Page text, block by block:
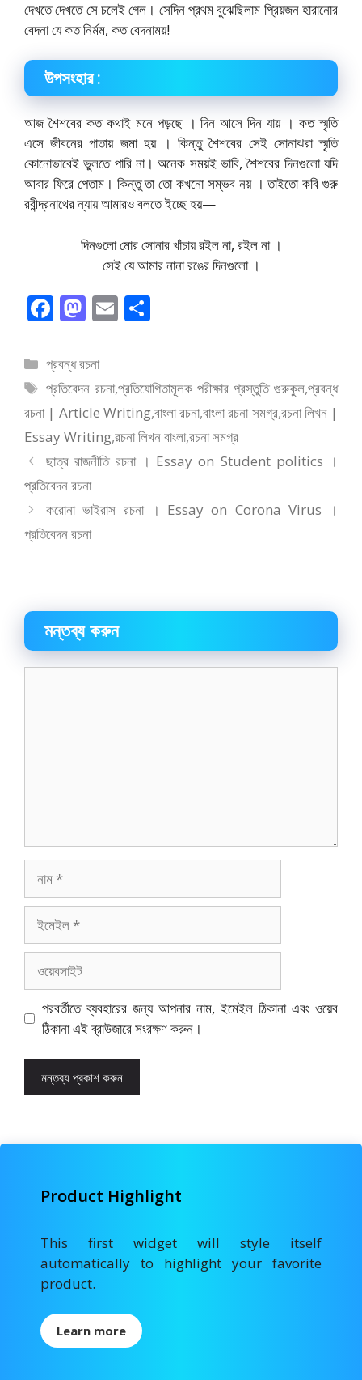
দেখতে দেখতে সে চলেই গেল। সেদিন প্রথম বুঝেছিলাম প্রিয়জন হারানাের
বেদনা যে কত নির্মম, কত বেদনাময়!
উপসংহার :
আজ শৈশবের কত কথাই মনে পড়ছে । দিন আসে দিন যায় । কত স্মৃতি
এসে জীবনের পাতায় জমা হয় । কিন্তু শৈশবের সেই সােনাঝরা স্মৃতি
কোনােভাবেই ভুলতে পারি না। অনেক সময়ই ভাবি, শৈশবের দিনগুলাে যদি
আবার ফিরে পেতাম। কিন্তু তা তাে কখনাে সম্ভব নয় । তাইতাে কবি গুরু
রবীন্দ্রনাথের ন্যায় আমারও বলতে ইচ্ছে হয়—
দিনগুলাে মাের সােনার খাঁচায় রইল না, রইল না ।
সেই যে আমার নানা রঙের দিনগুলাে ।
F
e
b
o
o
k
M
to
d
o
n
E
l e
বিভাগ
সমূহ
প্রবন্ধ রচনা
ট্যাগ
সমূহ
প্রতিবেদন রচনা,প্রতিযোগিতামূলক পরীক্ষার প্রস্তুতি গুরুকুল,প্রবন্ধ
রচনা | Article Writing,বাংলা রচনা,বাংলা রচনা সমগ্র,রচনা লিখন |
Essay Writing,রচনা লিখন বাংলা,রচনা সমগ্র
ছাত্র রাজনীতি রচনা । Essay on Student politics ।
প্রতিবেদন রচনা
করোনা ভাইরাস রচনা । Essay on Corona Virus ।
প্রতিবেদন রচনা
মন্তব্য করুন
ইমেইল
পরবর্তীতে ব্যবহারের জন্য আপনার নাম, ইমেইল ঠিকানা এবং ওয়েব
ঠিকানা এই ব্রাউজারে সংরক্ষণ করুন।
Product Highlight
This first widget will style itself
automatically to highlight your favorite
product.
Learn more